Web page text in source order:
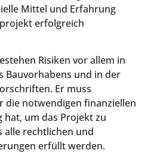
Mittel und Erfahrung
erfolgreich
Risiken vor allem in
Bauvorhabens und in der
Er muss
die notwendigen finanziellen
um das Projekt zu
alle rechtlichen und
erfüllt werden.